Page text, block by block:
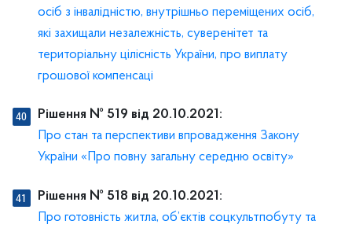
осіб з інвалідністю, внутрішньо переміщених осіб,
які захищали незалежність, суверенітет та
територіальну цілісність України, про виплату
грошової компенсаці
Рішення № 519 від 20.10.2021:
Про стан та перспективи впровадження Закону
України «Про повну загальну середню освіту»
Рішення № 518 від 20.10.2021:
Про готовність житла, об’єктів соцкультпобуту та